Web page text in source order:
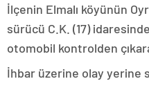
İlçenin Elmalı köyünün
sürücü C.K. (17)
otomobil kontrolden
İhbar üzerine olay yerine